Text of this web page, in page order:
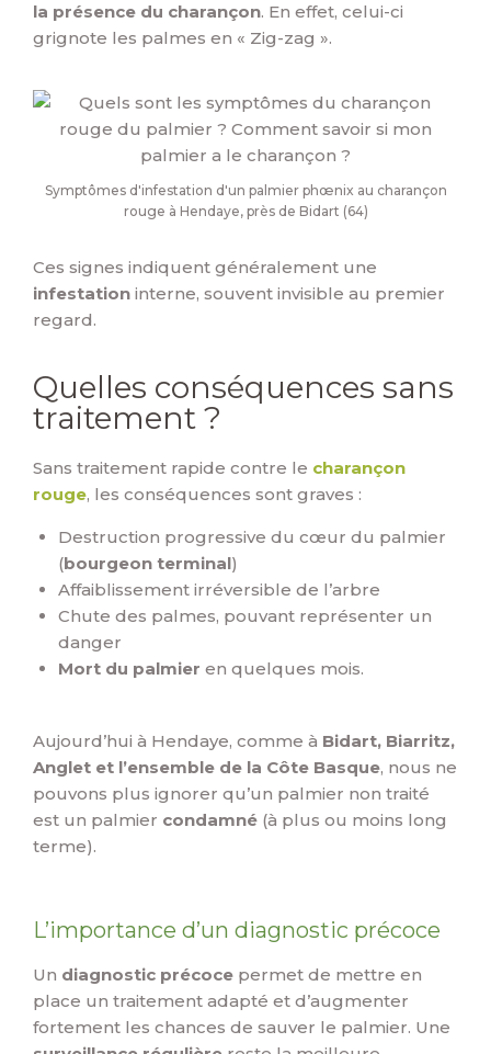
la présence du charançon. En effet, celui-ci
grignote les palmes en « Zig-zag ».
Symptômes d'infestation d'un palmier phœnix au charançon
rouge à Hendaye, près de Bidart (64)
Ces signes indiquent généralement une
infestation interne, souvent invisible au premier
regard.
Quelles conséquences sans
traitement ?
Sans traitement rapide contre le charançon
rouge, les conséquences sont graves :
Destruction progressive du cœur du palmier
(bourgeon terminal)
Affaiblissement irréversible de l’arbre
Chute des palmes, pouvant représenter un
danger
Mort du palmier en quelques mois.
Aujourd’hui à Hendaye, comme à Bidart, Biarritz,
Anglet et l’ensemble de la Côte Basque, nous ne
pouvons plus ignorer qu’un palmier non traité
est un palmier condamné (à plus ou moins long
terme).
L’importance d’un diagnostic précoce
Un diagnostic précoce permet de mettre en
place un traitement adapté et d’augmenter
fortement les chances de sauver le palmier. Une